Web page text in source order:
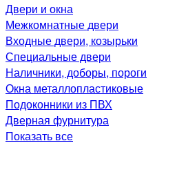
Двери и окна
Межкомнатные двери
Входные двери, козырьки
Специальные двери
Наличники, доборы, пороги
Окна металлопластиковые
Подоконники из ПВХ
Дверная фурнитура
Показать все